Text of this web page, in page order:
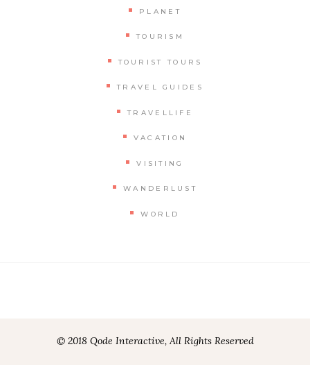
PLANET
TOURISM
TOURIST TOURS
TRAVEL GUIDES
TRAVELLIFE
VACATION
VISITING
WANDERLUST
WORLD
© 2018 Qode Interactive, All Rights Reserved